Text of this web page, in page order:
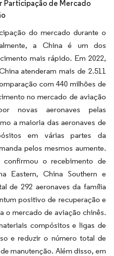
Participação de Mercado
do mercado durante o
a China é um dos
mais rápido. Em 2022,
atenderam mais de 2.511
com 440 milhões de
no mercado de aviação
novas aeronaves pelas
a maioria das aeronaves de
em várias partes da
pelos mesmos aumente.
o recebimento de
Eastern, China Southern e
de 292 aeronaves da família
positivo de recuperação e
o mercado de aviação chinês.
compósitos e ligas de
e reduzir o número total de
manutenção. Além disso, em